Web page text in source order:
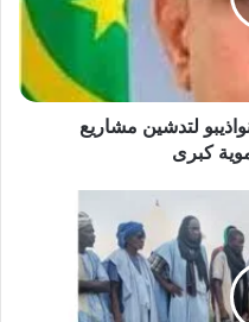
لتدشين مشاريع
كبرى